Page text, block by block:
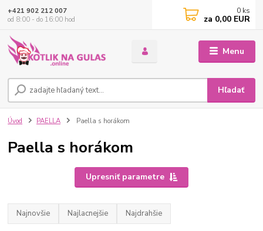
Menu
Hľadať
+421 902 212 007
od 8:00 - do 16:00 hod
0 ks
za 0,00 EUR
Úvod PAELLA Paella s horákom
Paella s horákom
Upresniť parametre
Najnovšie Najlacnejšie Najdrahšie